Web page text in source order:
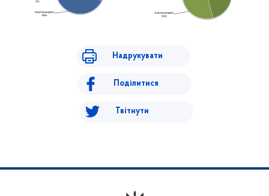
Надрукувати
Поділитися
Твітнути